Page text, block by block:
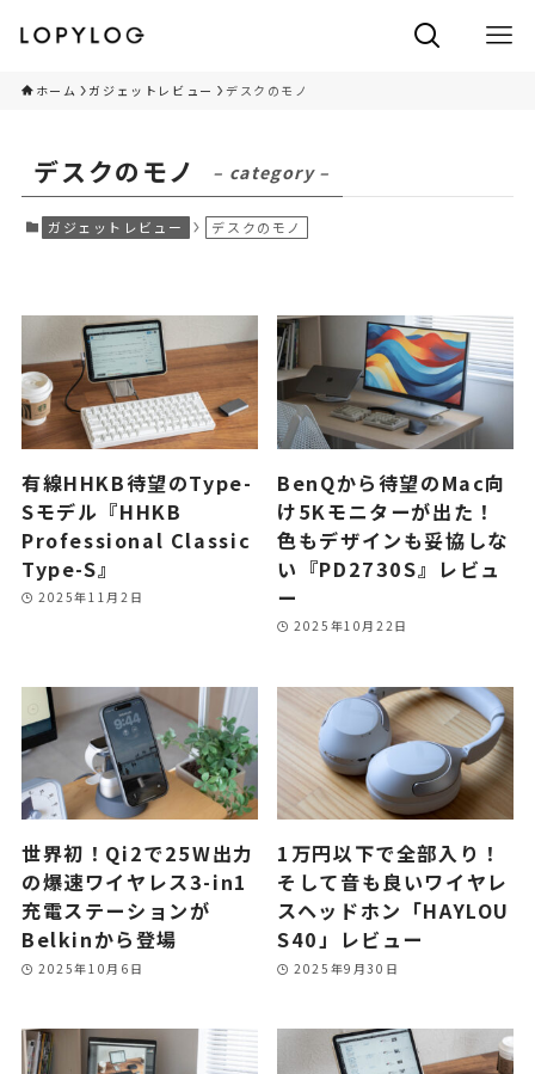
ホーム ガジェットレビュー デスクのモノ
デスクのモノ – category –
ガジェットレビュー デスクのモノ
有線HHKB待望のType-
Sモデル『HHKB
Professional Classic
Type-S』
2025年11月2日
BenQから待望のMac向
け5Kモニターが出た！
色もデザインも妥協しな
い『PD2730S』レビュ
ー
2025年10月22日
世界初！Qi2で25W出力
の爆速ワイヤレス3-in1
充電ステーションが
Belkinから登場
2025年10月6日
1万円以下で全部入り！
そして音も良いワイヤレ
スヘッドホン「HAYLOU
S40」レビュー
2025年9月30日